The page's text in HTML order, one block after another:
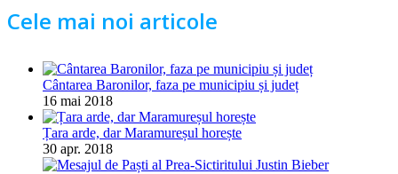
Cele mai noi articole
Cântarea Baronilor, faza pe municipiu și județ
16 mai 2018
Țara arde, dar Maramureșul horește
30 apr. 2018